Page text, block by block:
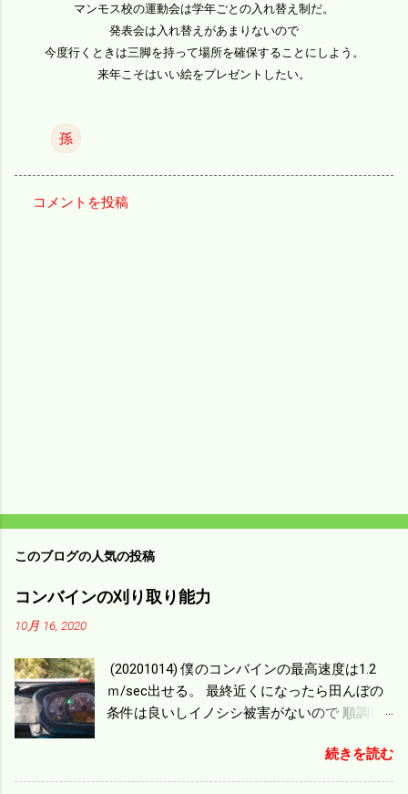
マンモス校の運動会は学年ごとの入れ替え制だ。
発表会は入れ替えがあまりないので
今度行くときは三脚を持って場所を確保することにしよう。
来年こそはいい絵をプレゼントしたい。
孫
コメントを投稿
このブログの人気の投稿
コンバインの刈り取り能力
10月 16, 2020
(20201014) 僕のコンバインの最高速度は1.2
ｍ/sec出せる。 最終近くになったら田んぼの
条件は良いしイノシシ被害がないので 順調に
ｍ/min、4.32ｋｍ/hrになり 幅は約2ｍだから
0.864/haの作業能力がある。 実際は回転した
続きを読む